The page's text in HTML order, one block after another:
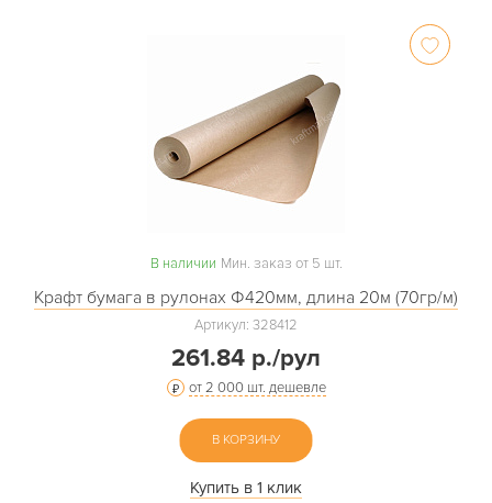
В наличии Мин. заказ от 5 шт.
Крафт бумага в рулонах Ф420мм, длина 20м (70гр/м)
Артикул: 328412
261.84 р./рул
от 2 000 шт. дешевле
В КОРЗИНУ
Купить в 1 клик